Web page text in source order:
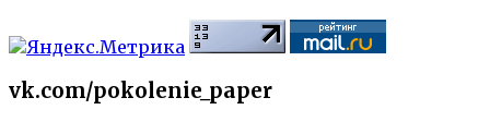
vk.com/pokolenie_paper